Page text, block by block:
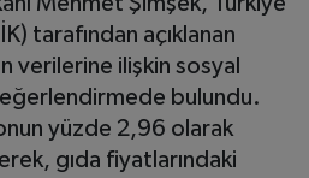
tarafından açıklanan
verilerine ilişkin sosyal
bulundu.
yüzde 2,96 olarak
gıda fiyatlarındaki